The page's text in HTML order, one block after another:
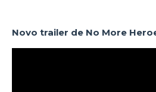
Novo trailer de No More